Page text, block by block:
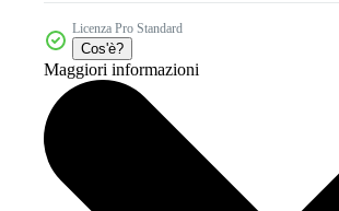
Licenza Pro Standard
Cos'è?
Maggiori informazioni